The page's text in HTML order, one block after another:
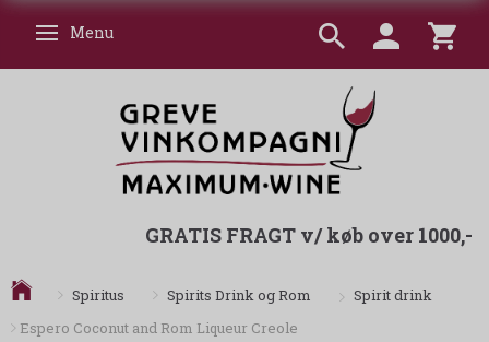
Skifte navigation
Menu
GRATIS FRAGT v/ køb over 1000,-
Spiritus Spirits Drink og Rom
Spirit drink
Espero Coconut and Rom Liqueur Creole